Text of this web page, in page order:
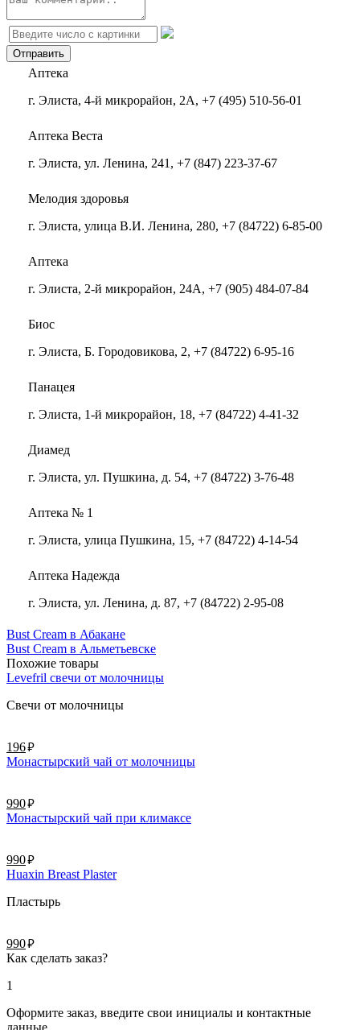
Аптека
г. Элиста, 4-й микрорайон, 2А, +7 (495) 510-56-01
Аптека Веста
г. Элиста, ул. Ленина, 241, +7 (847) 223-37-67
Мелодия здоровья
г. Элиста, улица В.И. Ленина, 280, +7 (84722) 6-85-00
Аптека
г. Элиста, 2-й микрорайон, 24А, +7 (905) 484-07-84
Биос
г. Элиста, Б. Городовикова, 2, +7 (84722) 6-95-16
Панацея
г. Элиста, 1-й микрорайон, 18, +7 (84722) 4-41-32
Диамед
г. Элиста, ул. Пушкина, д. 54, +7 (84722) 3-76-48
Аптека № 1
г. Элиста, улица Пушкина, 15, +7 (84722) 4-14-54
Аптека Надежда
г. Элиста, ул. Ленина, д. 87, +7 (84722) 2-95-08
Bust Cream в Абакане
Bust Cream в Альметьевске
Похожие товары
Levefril свечи от молочницы
Свечи от молочницы
196руб.
Монастырский чай от молочницы
990руб.
Монастырский чай при климаксе
990руб.
Huaxin Breast Plaster
Пластырь
990руб.
Как сделать заказ?
1
Оформите заказ, введите свои инициалы и контактные